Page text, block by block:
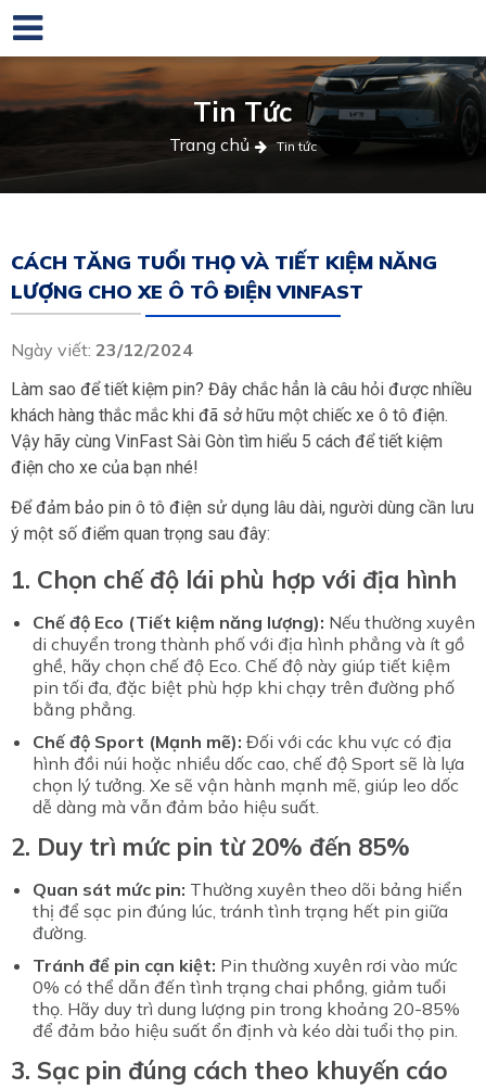
Tin Tức
Trang chủ Tin tức
CÁCH TĂNG TUỔI THỌ VÀ TIẾT KIỆM NĂNG
LƯỢNG CHO XE Ô TÔ ĐIỆN VINFAST
Ngày viết: 23/12/2024
Làm sao để tiết kiệm pin? Đây chắc hẳn là câu hỏi được nhiều
khách hàng thắc mắc khi đã sở hữu một chiếc xe ô tô điện.
Vậy hãy cùng VinFast Sài Gòn tìm hiểu 5 cách để tiết kiệm
điện cho xe của bạn nhé!
Để đảm bảo pin ô tô điện sử dụng lâu dài, người dùng cần lưu
ý một số điểm quan trọng sau đây:
1. Chọn chế độ lái phù hợp với địa hình
Chế độ Eco (Tiết kiệm năng lượng): Nếu thường xuyên
di chuyển trong thành phố với địa hình phẳng và ít gồ
ghề, hãy chọn chế độ Eco. Chế độ này giúp tiết kiệm
pin tối đa, đặc biệt phù hợp khi chạy trên đường phố
bằng phẳng.
Chế độ Sport (Mạnh mẽ): Đối với các khu vực có địa
hình đồi núi hoặc nhiều dốc cao, chế độ Sport sẽ là lựa
chọn lý tưởng. Xe sẽ vận hành mạnh mẽ, giúp leo dốc
dễ dàng mà vẫn đảm bảo hiệu suất.
2. Duy trì mức pin từ 20% đến 85%
Quan sát mức pin: Thường xuyên theo dõi bảng hiển
thị để sạc pin đúng lúc, tránh tình trạng hết pin giữa
đường.
Tránh để pin cạn kiệt: Pin thường xuyên rơi vào mức
0% có thể dẫn đến tình trạng chai phồng, giảm tuổi
thọ. Hãy duy trì dung lượng pin trong khoảng 20-85%
để đảm bảo hiệu suất ổn định và kéo dài tuổi thọ pin.
3. Sạc pin đúng cách theo khuyến cáo